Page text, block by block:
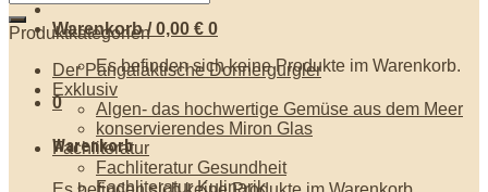
Warenkorb /0,00 € 0
Es befinden sich keine Produkte im Warenkorb.
0
Warenkorb
Produktkategorien
Der Pangalaktische Donnergurgler
Exklusiv
Algen- das hochwertige Gemüse aus dem Meer
konservierendes Miron Glas
Fachliteratur
Fachliteratur Gesundheit
Fachliteratur Kulinarik